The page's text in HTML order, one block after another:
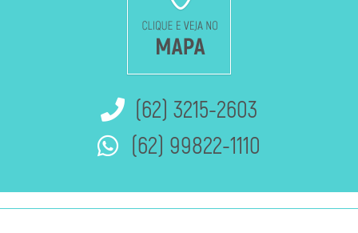
(62) 3215-2603
(62) 99822-1110